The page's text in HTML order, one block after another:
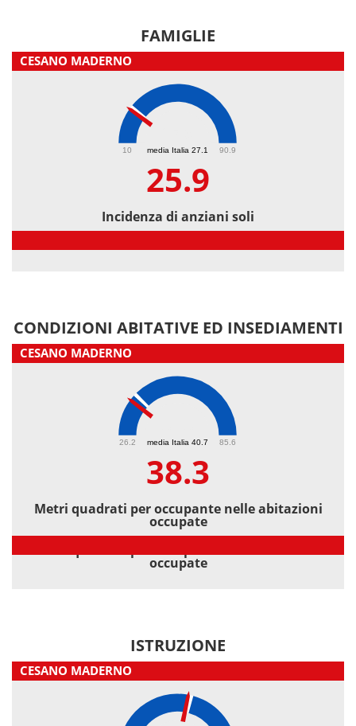
FAMIGLIE
CESANO MADERNO
media Italia 27.1
10 90.9
25.9
Incidenza di anziani soli
CONDIZIONI ABITATIVE ED INSEDIAMENTI
CESANO MADERNO
media Italia 40.7
26.2 85.6
38.3
Metri quadrati per occupante nelle abitazioni
occupate
occupate
ISTRUZIONE
CESANO MADERNO